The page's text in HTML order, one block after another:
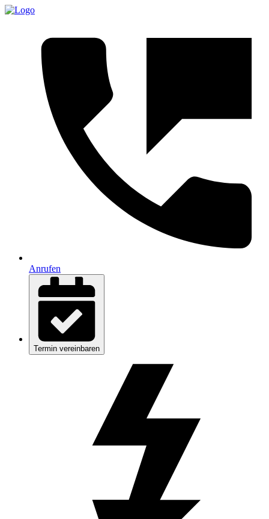
Anrufen
Termin vereinbaren